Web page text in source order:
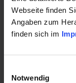
Webseite finden
Angaben zum
finden sich im
Notwendig
Zweiwöchiger
Hotel/Pension (DZ
1886,00 €